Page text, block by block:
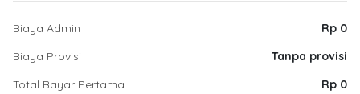
Biaya Admin
Rp 0
Biaya Provisi
Tanpa provisi
Total Bayar Pertama
Rp 0